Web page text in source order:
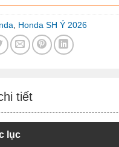
Honda SH Ý 2026
tiết
lục